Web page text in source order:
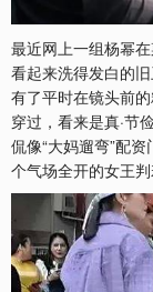
最近网上一组杨幂
看起来洗得发白的
有了平时在镜头前
穿过，看来是真·节
侃像“大妈遛弯”配
个气场全开的女王判